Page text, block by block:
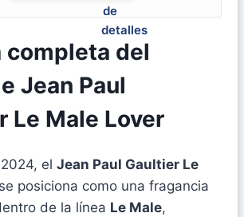
completa del
Jean Paul
Le Male Lover
el Jean Paul Gaultier Le
se posiciona como una fragancia
de la línea Le Male,